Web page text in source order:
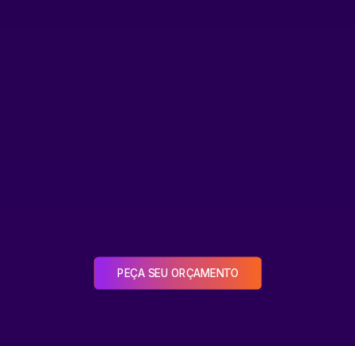
PEÇA SEU ORÇAMENTO